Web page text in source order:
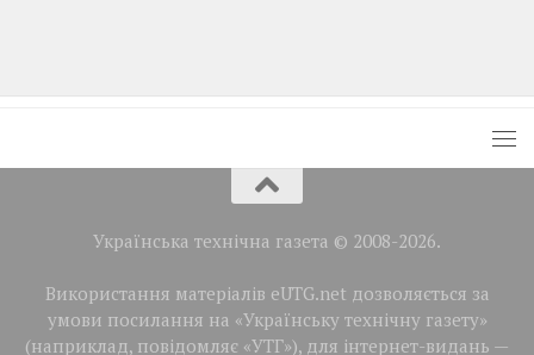
Українська технічна газета © 2008-2026.
Використання матеріалів eUTG.net дозволяється за
умови посилання на «Українську технічну газету»
(наприклад, повідомляє «УТГ»), для інтернет-видань —